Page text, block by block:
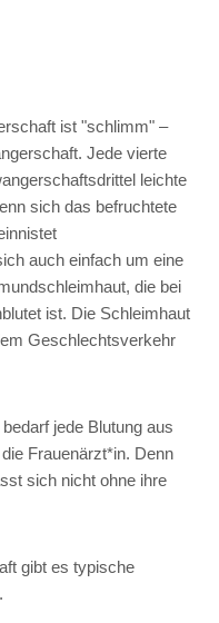
ist "schlimm" –
Jede vierte
leichte
sich das befruchtete
auch einfach um eine
die bei
ist. Die Schleimhaut
Geschlechtsverkehr
jede Blutung aus
Frauenärzt*in. Denn
sich nicht ohne ihre
gibt es typische